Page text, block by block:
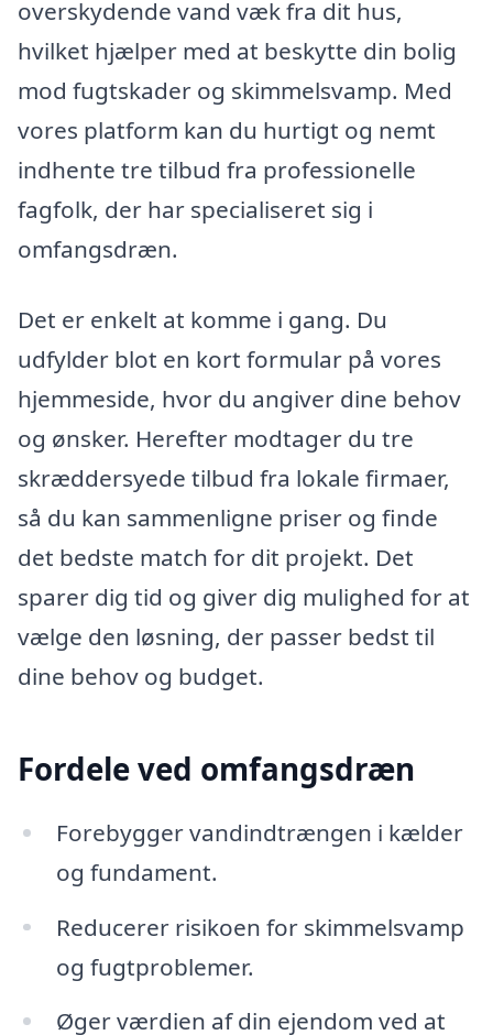
overskydende vand væk fra dit hus,
hvilket hjælper med at beskytte din bolig
mod fugtskader og skimmelsvamp. Med
vores platform kan du hurtigt og nemt
indhente tre tilbud fra professionelle
fagfolk, der har specialiseret sig i
omfangsdræn.
Det er enkelt at komme i gang. Du
udfylder blot en kort formular på vores
hjemmeside, hvor du angiver dine behov
og ønsker. Herefter modtager du tre
skræddersyede tilbud fra lokale firmaer,
så du kan sammenligne priser og finde
det bedste match for dit projekt. Det
sparer dig tid og giver dig mulighed for at
vælge den løsning, der passer bedst til
dine behov og budget.
Fordele ved omfangsdræn
Forebygger vandindtrængen i kælder
og fundament.
Reducerer risikoen for skimmelsvamp
og fugtproblemer.
Øger værdien af din ejendom ved at